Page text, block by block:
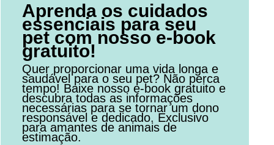
Aprenda os cuidados
essenciais para seu
pet com nosso e-book
gratuito!
Quer proporcionar uma vida longa e
saudável para o seu pet? Não perca
tempo! Baixe nosso e-book gratuito e
descubra todas as informações
necessárias para se tornar um dono
responsável e dedicado. Exclusivo
para amantes de animais de
estimação.